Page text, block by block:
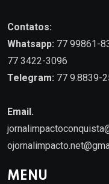
Contatos:
Whatsapp: 77 99861-
77 3422-3096
Telegram: 77 9.8839-
Email.
MENU